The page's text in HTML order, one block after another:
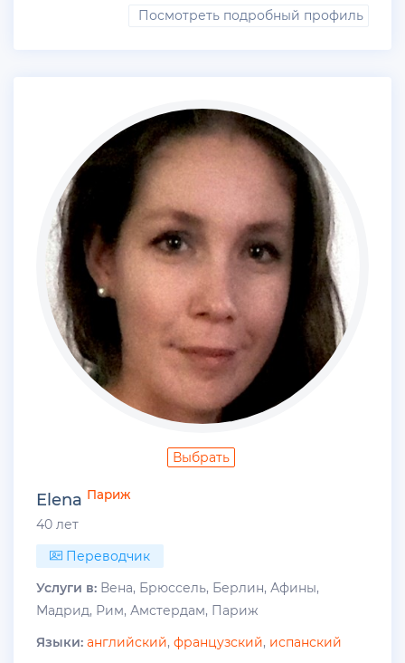
Посмотреть подробный профиль
Выбрать
Elena Париж
40 лет
Переводчик
Услуги в: Вена, Брюссель, Берлин, Афины,
Мадрид, Рим, Амстердам, Париж
Языки: английский, французский, испанский